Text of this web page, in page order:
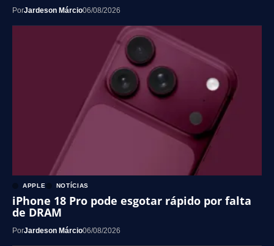
PorJardeson Márcio06/08/2026
APPLE NOTÍCIAS
iPhone 18 Pro pode esgotar rápido por falta
de DRAM
PorJardeson Márcio06/08/2026